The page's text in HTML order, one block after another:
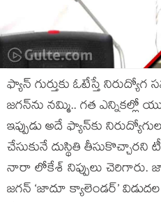
ఫ్యాన్‌ గుర్తుకు ఓటేస్తే
జగన్‌ను న‌మ్మి.. గ‌త ఎన్నిక‌ల్లో
ఇప్పుడు అదే ఫ్యాన్‌కు
చేసుకునే దుస్థితి
నారా లోకేశ్ నిప్పులు చెరిగారు.
జగన్ ‘జాదూ క్యాలెండర్’ విడుదల